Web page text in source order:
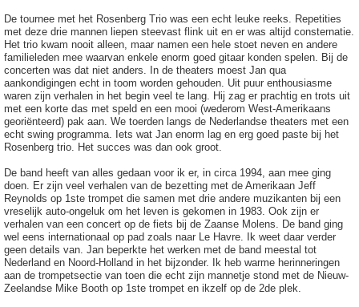
De tournee met het Rosenberg Trio was een echt leuke reeks. Repetities
met deze drie mannen liepen steevast flink uit en er was altijd consternatie.
Het trio kwam nooit alleen, maar namen een hele stoet neven en andere
familieleden mee waarvan enkele enorm goed gitaar konden spelen. Bij de
concerten was dat niet anders. In de theaters moest Jan qua
aankondigingen echt in toom worden gehouden. Uit puur enthousiasme
waren zijn verhalen in het begin veel te lang. Hij zag er prachtig en trots uit
met een korte das met speld en een mooi (wederom West-Amerikaans
georiënteerd) pak aan. We toerden langs de Nederlandse theaters met een
echt swing programma. Iets wat Jan enorm lag en erg goed paste bij het
Rosenberg trio. Het succes was dan ook groot.
De band heeft van alles gedaan voor ik er, in circa 1994, aan mee ging
doen. Er zijn veel verhalen van de bezetting met de Amerikaan Jeff
Reynolds op 1ste trompet die samen met drie andere muzikanten bij een
vreselijk auto-ongeluk om het leven is gekomen in 1983. Ook zijn er
verhalen van een concert op de fiets bij de Zaanse Molens. De band ging
wel eens internationaal op pad zoals naar Le Havre. Ik weet daar verder
geen details van. Jan beperkte het werken met de band meestal tot
Nederland en Noord-Holland in het bijzonder. Ik heb warme herinneringen
aan de trompetsectie van toen die echt zijn mannetje stond met de Nieuw-
Zeelandse Mike Booth op 1ste trompet en ikzelf op de 2de plek.